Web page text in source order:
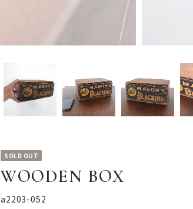
SOLD OUT
WOODEN BOX
a2203-052